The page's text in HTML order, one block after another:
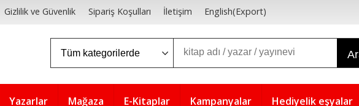
Gizlilik ve Güvenlik Sipariş Koşulları İletişim English(Export)
Yazarlar Mağaza E-Kitaplar Kampanyalar Hediyelik eşyalar